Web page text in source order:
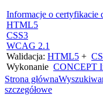
Informacje o certyfikacie
HTML5
CSS3
WCAG 2.1
Walidacja: HTML5 +
Wykonanie CONCEPT
Strona główna
szczegółowe